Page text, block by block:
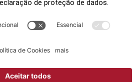
de Privacidade